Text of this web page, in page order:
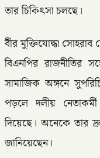
তার চিকিৎসা চলছে।
বীর মুক্তিযোদ্ধা সোহরাব
বিএনপির রাজনীতির
সামাজিক অঙ্গনে
পড়লে দলীয়
দিয়েছে। অনেকে তার
জানিয়েছেন।